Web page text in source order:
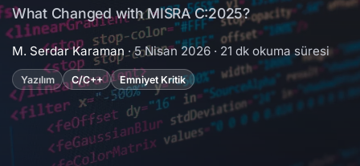
What Changed with MISRA C:2025?
M. Serdar Karaman · 5 Nisan 2026 · 21 dk okuma süresi
Yazılım C/C++ Emniyet Kritik